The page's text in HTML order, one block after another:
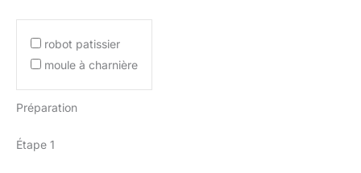
robot patissier
moule à charnière
Préparation
Étape 1